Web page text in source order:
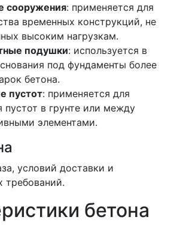
сооружения: применяется для
временных конструкций, не
высоким нагрузкам.
подушки: используется в
под фундаменты более
бетона.
пустот: применяется для
пустот в грунте или между
элементами.
условий доставки и
требований.
бетона